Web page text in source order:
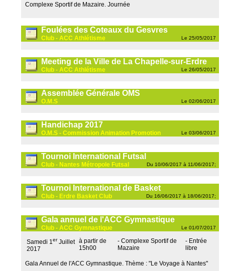
Complexe Sportif de Mazaire. Journée
Foulées des Coteaux du Gesvres
Club - ACC Athlétisme Le 25/05/2017
Meeting de la Ville de La Chapelle-sur-Erdre
Club - ACC Athlétisme Le 26/05/2017
Assemblée Générale OMS
O.M.S Le 02/06/2017
Handichap 2017
O.M.S - Commission Animation Promotion Le 03/06/2017
Tournoi International Futsal
Club - Nantes Métropole Futsal Du 10/06/2017 à 11/06/2017;
Tournoi International de Basket
Club - Erdre Basket Club Du 16/06/2017 à 18/06/2017;
Gala annuel de l'ACC Gymnastique
Club - ACC Gymnastique Le 01/07/2017
Samedi 1er Juillet
2017
à partir de
15h00
- Complexe Sportif de
Mazaire
- Entrée
libre
Gala Annuel de l'ACC Gymnastique. Thème : "Le Voyage à Nantes"